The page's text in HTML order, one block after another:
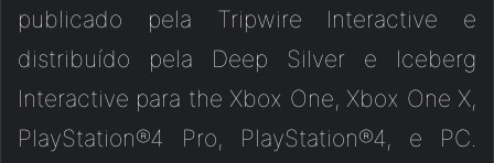
publicado pela Tripwire Interactive e
distribuído pela Deep Silver e Iceberg
Interactive para the Xbox One, Xbox One X,
PlayStation®4 Pro, PlayStation®4, e PC.